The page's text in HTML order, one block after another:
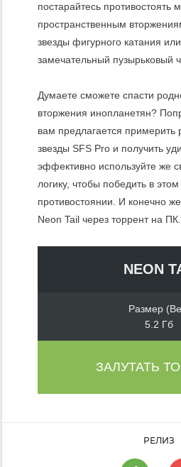
постарайтесь
пространственным
звезды фигурного катания
замечательный пузырьковый
Думаете сможете спасти
вторжения инопланетян?
вам предлагается примерить
звезды SFS Pro и получить
эффективно используйте же
логику, чтобы победить в
противостоянии. И конечно
Neon Tail через торрент на ПК.
NEON
Размер
5.2 Гб
ЗАЛУТАТЬ
РЕЛИЗ